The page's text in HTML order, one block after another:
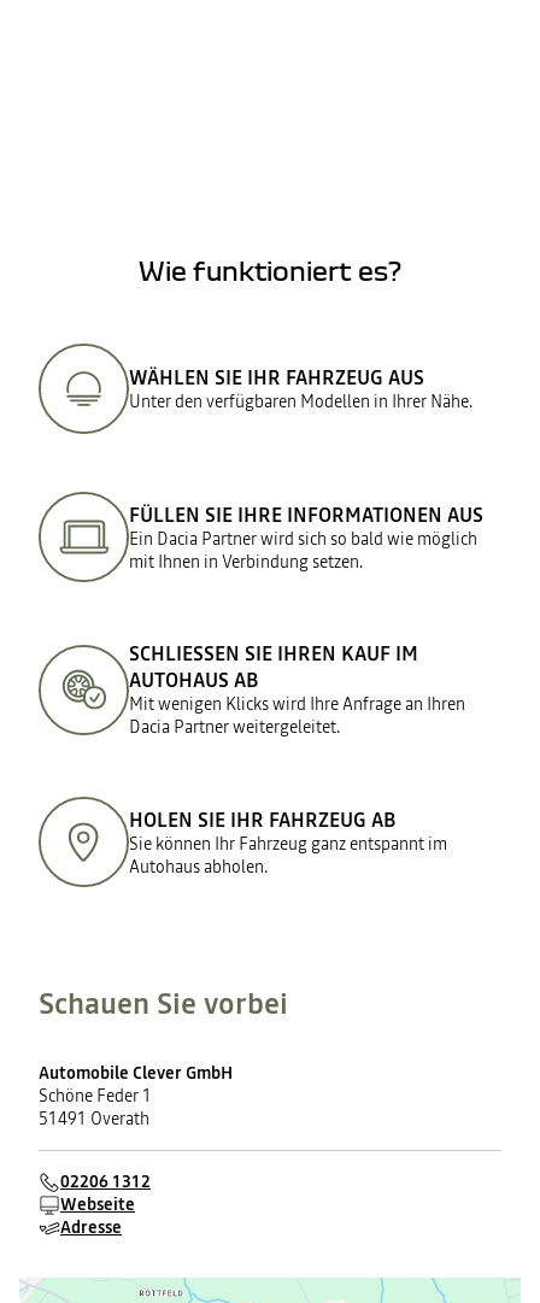
Wie funktioniert es?
WÄHLEN SIE IHR FAHRZEUG AUS
Unter den verfügbaren Modellen in Ihrer Nähe.
FÜLLEN SIE IHRE INFORMATIONEN AUS
Ein Dacia Partner wird sich so bald wie möglich
mit Ihnen in Verbindung setzen.
SCHLIESSEN SIE IHREN KAUF IM
AUTOHAUS AB
Mit wenigen Klicks wird Ihre Anfrage an Ihren
Dacia Partner weitergeleitet.
HOLEN SIE IHR FAHRZEUG AB
Sie können Ihr Fahrzeug ganz entspannt im
Autohaus abholen.
Schauen Sie vorbei
Automobile Clever GmbH
Schöne Feder 1
51491 Overath
02206 1312
Webseite
Adresse